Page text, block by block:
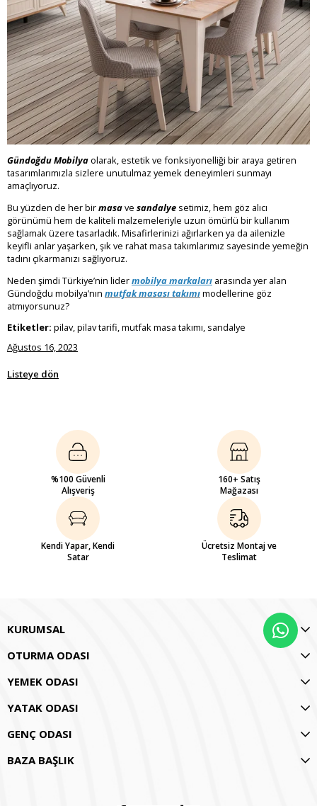
Gündoğdu Mobilyaolarak, estetik ve fonksiyonelliği bir araya getiren
tasarımlarımızla sizlere unutulmaz yemek deneyimleri sunmayı
amaçlıyoruz.
Bu yüzden de her birmasave sandalye setimiz, hem göz alıcı
görünümü hem de kaliteli malzemeleriyle uzun ömürlü bir kullanım
sağlamak üzere tasarladık. Misafirlerinizi ağırlarken ya da ailenizle
keyifli anlar yaşarken, şık ve rahat masa takımlarımız sayesinde yemeğin
tadını çıkarmanızı sağlıyoruz.
Neden şimdi Türkiye’nin lidermobilya markaları arasında yer alan
Gündoğdu mobilya’nın mutfak masası takımımodellerine göz
atmıyorsunuz?
Etiketler: pilav, pilav tarifi, mutfak masa takımı, sandalye
Ağustos 16, 2023
Listeye dön
%100 Güvenli
Alışveriş
160+ Satış
Mağazası
Kendi Yapar, Kendi
Satar
Ücretsiz Montaj ve
Teslimat
KURUMSAL
OTURMA ODASI
YEMEK ODASI
YATAK ODASI
GENÇ ODASI
BAZA BAŞLIK